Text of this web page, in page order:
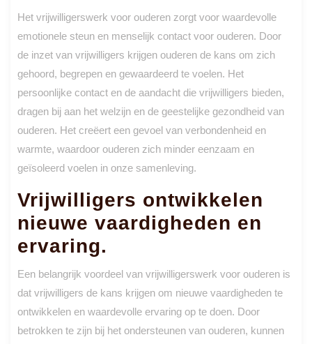
Het vrijwilligerswerk voor ouderen zorgt voor waardevolle
emotionele steun en menselijk contact voor ouderen. Door
de inzet van vrijwilligers krijgen ouderen de kans om zich
gehoord, begrepen en gewaardeerd te voelen. Het
persoonlijke contact en de aandacht die vrijwilligers bieden,
dragen bij aan het welzijn en de geestelijke gezondheid van
ouderen. Het creëert een gevoel van verbondenheid en
warmte, waardoor ouderen zich minder eenzaam en
geïsoleerd voelen in onze samenleving.
Vrijwilligers ontwikkelen
nieuwe vaardigheden en
ervaring.
Een belangrijk voordeel van vrijwilligerswerk voor ouderen is
dat vrijwilligers de kans krijgen om nieuwe vaardigheden te
ontwikkelen en waardevolle ervaring op te doen. Door
betrokken te zijn bij het ondersteunen van ouderen, kunnen